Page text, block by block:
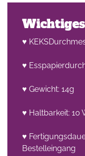
♥
♥
♥ Gewicht: 14g
♥ Haltbarkeit: 10
♥
Bestelleingang